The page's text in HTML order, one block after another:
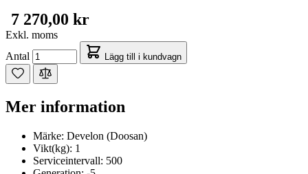
7 270,00 kr
Exkl. moms
Antal
Lägg till i kundvagn
Mer information
Märke: Develon (Doosan)
Vikt(kg): 1
Serviceintervall: 500